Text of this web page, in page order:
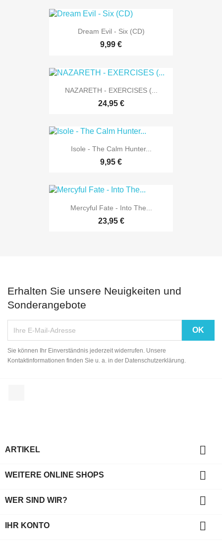
Dream Evil - Six (CD)
9,99 €
NAZARETH - EXERCISES (...
24,95 €
Isole - The Calm Hunter...
9,95 €
Mercyful Fate - Into The...
23,95 €
Erhalten Sie unsere Neuigkeiten und
Sonderangebote
Sie können Ihr Einverständnis jederzeit widerrufen. Unsere
Kontaktinformationen finden Sie u. a. in der Datenschutzerklärung.
ARTIKEL 
WEITERE ONLINE SHOPS 
WER SIND WIR? 
IHR KONTO 